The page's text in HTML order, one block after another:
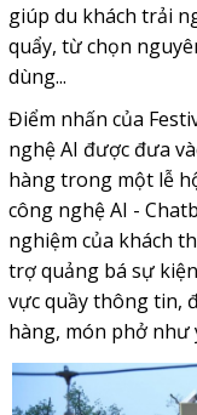
giúp du khách trải
quẩy, từ chọn
dùng...
Điểm nhấn của
nghệ AI được đưa
hàng trong một lễ
công nghệ AI -
nghiệm của khách
trợ quảng bá sự
vực quầy thông tin,
hàng, món phở như